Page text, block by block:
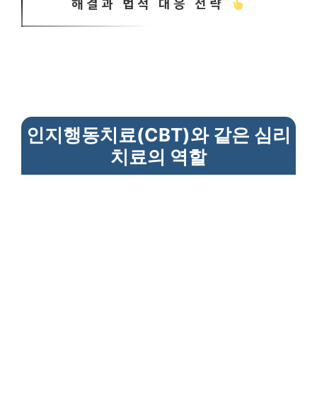
인지행동치료(CBT)와 같은 심리
치료의 역할